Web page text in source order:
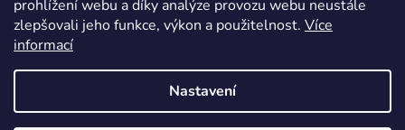
prohlížení webu a díky analýze provozu webu neustále
zlepšovali jeho funkce, výkon a použitelnost. Více
informací
Nastavení
+420 778 770 784